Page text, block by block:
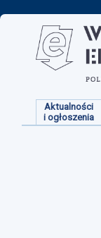
Aktualności
i ogłoszenia